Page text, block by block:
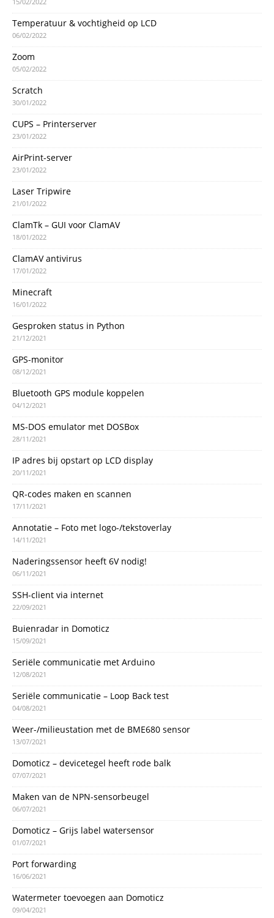
Temperatuur & vochtigheid op LCD
06/02/2022
Zoom
05/02/2022
Scratch
30/01/2022
CUPS – Printerserver
23/01/2022
AirPrint-server
23/01/2022
Laser Tripwire
21/01/2022
ClamTk – GUI voor ClamAV
18/01/2022
ClamAV antivirus
17/01/2022
Minecraft
16/01/2022
Gesproken status in Python
21/12/2021
GPS-monitor
08/12/2021
Bluetooth GPS module koppelen
04/12/2021
MS-DOS emulator met DOSBox
28/11/2021
IP adres bij opstart op LCD display
20/11/2021
QR-codes maken en scannen
17/11/2021
Annotatie – Foto met logo-/tekstoverlay
14/11/2021
Naderingssensor heeft 6V nodig!
06/11/2021
SSH-client via internet
22/09/2021
Buienradar in Domoticz
15/09/2021
Seriële communicatie met Arduino
12/08/2021
Seriële communicatie – Loop Back test
04/08/2021
Weer-/milieustation met de BME680 sensor
13/07/2021
Domoticz – devicetegel heeft rode balk
07/07/2021
Maken van de NPN-sensorbeugel
06/07/2021
Domoticz – Grijs label watersensor
01/07/2021
Port forwarding
16/06/2021
Watermeter toevoegen aan Domoticz
09/04/2021